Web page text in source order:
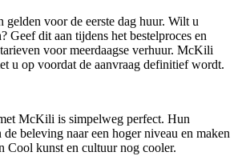
gelden voor de eerste dag huur. Wilt u
Geef dit aan tijdens het bestelproces en
voor meerdaagse verhuur. McKili
u op voordat de aanvraag definitief wordt.
McKili is simpelweg perfect. Hun
beleving naar een hoger niveau en maken
Cool kunst en cultuur nog cooler.